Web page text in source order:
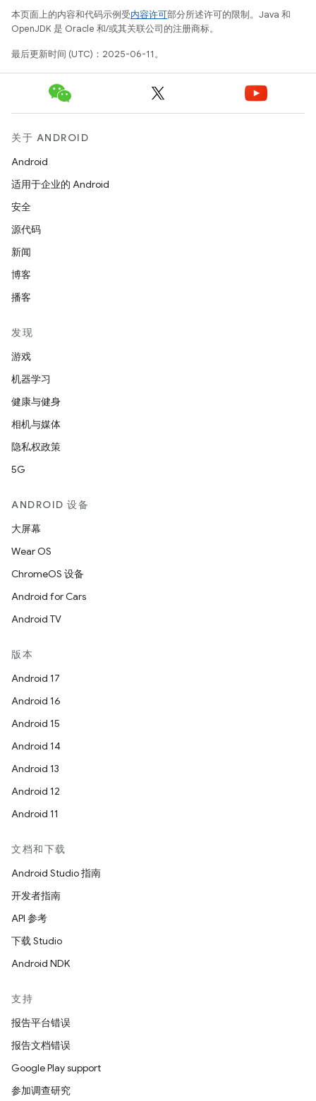
本页面上的内容和代码示例受内容许可部分所述许可的限制。Java 和
OpenJDK 是 Oracle 和/或其关联公司的注册商标。
最后更新时间 (UTC)：2025-06-11。
关于 ANDROID
Android
适用于企业的 Android
安全
源代码
新闻
博客
播客
发现
游戏
机器学习
健康与健身
相机与媒体
隐私权政策
5G
ANDROID 设备
大屏幕
Wear OS
ChromeOS 设备
Android for Cars
Android TV
版本
Android 17
Android 16
Android 15
Android 14
Android 13
Android 12
Android 11
文档和下载
Android Studio 指南
开发者指南
API 参考
下载 Studio
Android NDK
支持
报告平台错误
报告文档错误
Google Play support
参加调查研究